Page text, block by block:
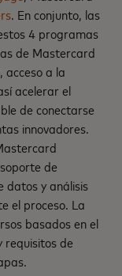
. En conjunto, las
4 programas
de Mastercard
acceso a la
acelerar el
de conectarse
innovadores.
de
datos y análisis
el proceso. La
basados en el
requisitos de